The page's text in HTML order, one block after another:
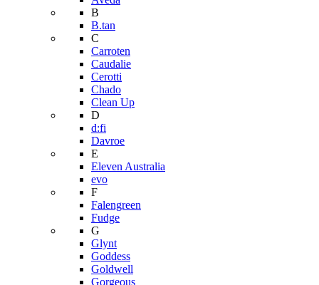
B
B.tan
C
Carroten
Caudalie
Cerotti
Chado
Clean Up
D
d:fi
Davroe
E
Eleven Australia
evo
F
Falengreen
Fudge
G
Glynt
Goddess
Goldwell
Gorgeous